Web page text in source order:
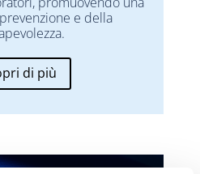
e della
di più